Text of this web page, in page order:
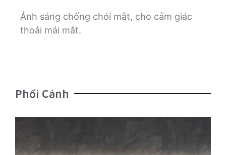
Ánh sáng chống chói mắt, cho cảm giác
thoải mái mắt.
Phối Cảnh